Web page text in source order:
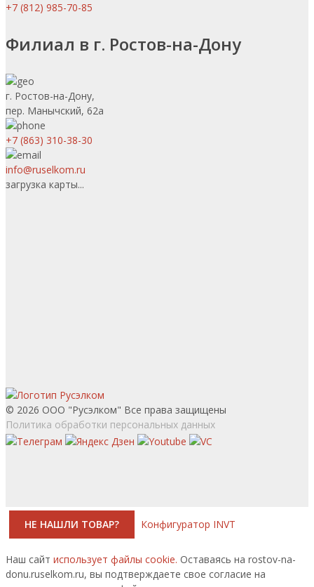
+7 (812) 985-70-85
Филиал в г. Ростов-на-Дону
г. Ростов-на-Дону,
пер. Манычский, 62а
+7 (863) 310-38-30
info@ruselkom.ru
загрузка карты...
© 2026 ООО "Русэлком" Все права защищены
Политика обработки персональных данных
НЕ НАШЛИ ТОВАР? Конфигуратор INVT
Наш сайт использует файлы cookie. Оставаясь на rostov-na-
donu.ruselkom.ru, вы подтверждаете свое согласие на